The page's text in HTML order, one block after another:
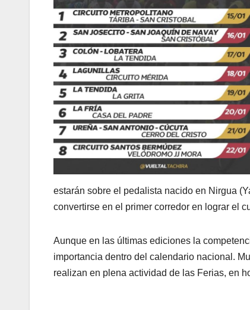
estarán sobre el pedalista nacido en Nirgua
convertirse en el primer corredor en lograr el
Aunque en las últimas ediciones la
importancia dentro del calendario nacional.
realizan en plena actividad de las Ferias, en